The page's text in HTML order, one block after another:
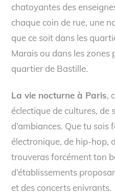
chatoyantes des
chaque coin de rue, une
que ce soit dans les
Marais ou dans les zones
quartier de Bastille.
La vie nocturne à Paris,
éclectique de cultures, de
d’ambiances. Que tu sois
électronique, de hip-hop,
trouveras forcément ton
d’établissements
et des concerts enivrants.